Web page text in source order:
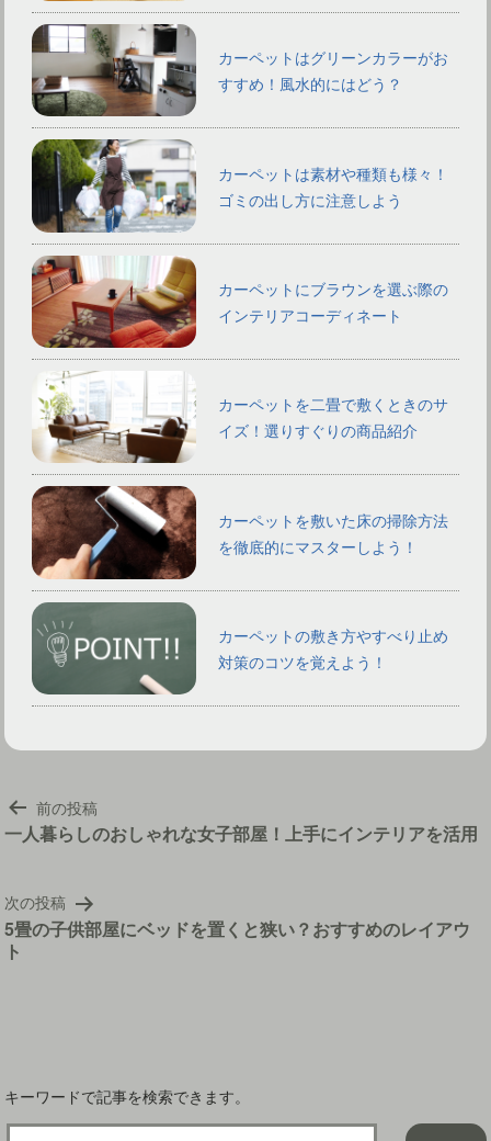
カーペットはグリーンカラーがお
すすめ！風水的にはどう？
カーペットは素材や種類も様々！
ゴミの出し方に注意しよう
カーペットにブラウンを選ぶ際の
インテリアコーディネート
カーペットを二畳で敷くときのサ
イズ！選りすぐりの商品紹介
カーペットを敷いた床の掃除方法
を徹底的にマスターしよう！
カーペットの敷き方やすべり止め
対策のコツを覚えよう！
投
稿
ゲ
ー
シ
前の投稿
一人暮らしのおしゃれな女子部屋！上手にインテリアを活用
次の投稿
5畳の子供部屋にベッドを置くと狭い？おすすめのレイアウ
ト
キーワードで記事を検索できます。